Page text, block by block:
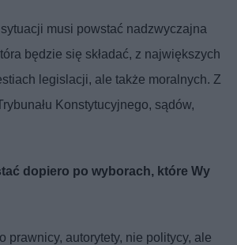
musi powstać nadzwyczajna
będzie się składać, z największych
legislacji, ale także moralnych. Z
Konstytucyjnego, sądów,
dopiero po wyborach, które Wy
prawnicy, autorytety, nie politycy, ale